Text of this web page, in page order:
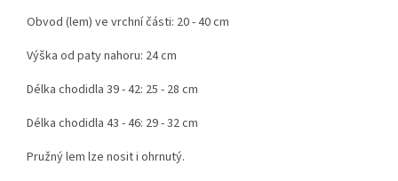
Obvod (lem) ve vrchní části: 20 - 40 cm
Výška od paty nahoru: 24 cm
Délka chodidla 39 - 42: 25 - 28 cm
Délka chodidla 43 - 46: 29 - 32 cm
Pružný lem lze nosit i ohrnutý.